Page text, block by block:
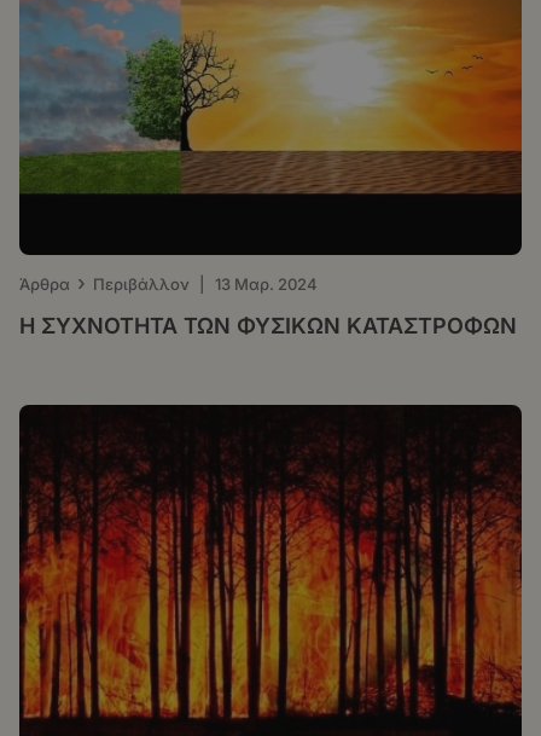
Άρθρα › Περιβάλλον 13 Μαρ. 2024
Η ΣΥΧΝΟΤΗΤΑ ΤΩΝ ΦΥΣΙΚΩΝ ΚΑΤΑΣΤΡΟΦΩΝ